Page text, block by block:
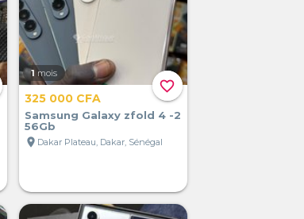
favorite_border
1 mois
325 000 CFA
Samsung Galaxy zfold 4 -2
56Gb
location_on Dakar Plateau, Dakar, Sénégal